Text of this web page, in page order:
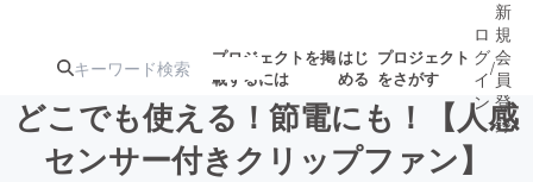
プロジェクトを掲
載するには
はじ
める
プロジェクト
をさがす
ロ
グ
イ
ン
/
新
規
会
員
登
録
どこでも使える！節電にも！【人感
センサー付きクリップファン】